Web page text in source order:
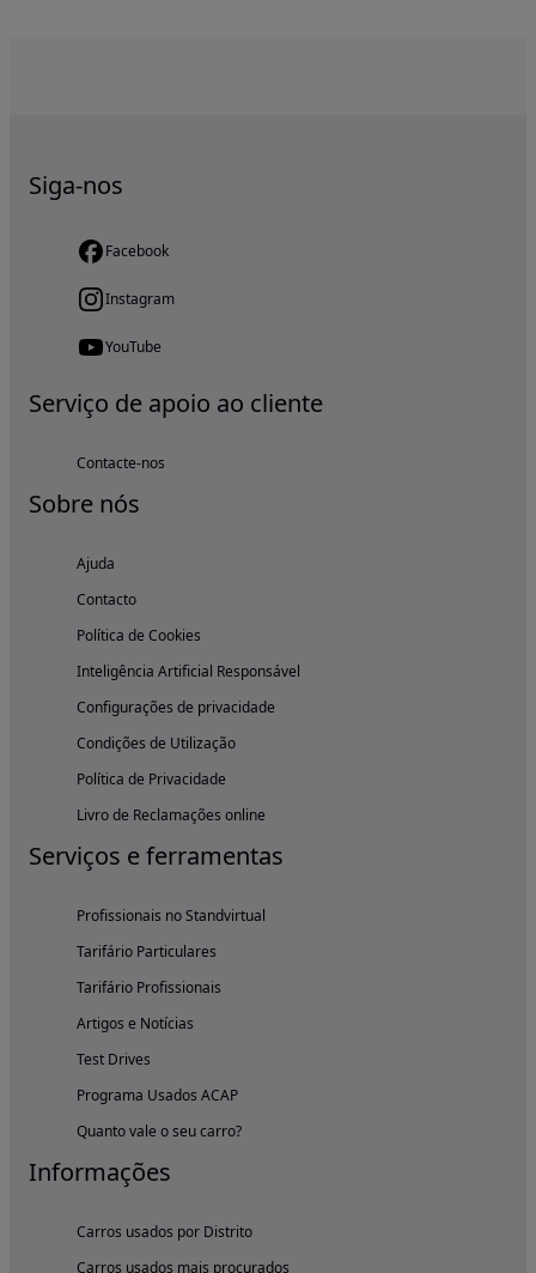
Siga-nos
Facebook
Instagram
YouTube
Serviço de apoio ao cliente
Contacte-nos
Sobre nós
Ajuda
Contacto
Política de Cookies
Inteligência Artificial Responsável
Configurações de privacidade
Condições de Utilização
Política de Privacidade
Livro de Reclamações online
Serviços e ferramentas
Profissionais no Standvirtual
Tarifário Particulares
Tarifário Profissionais
Artigos e Notícias
Test Drives
Programa Usados ACAP
Quanto vale o seu carro?
Informações
Carros usados por Distrito
Carros usados mais procurados